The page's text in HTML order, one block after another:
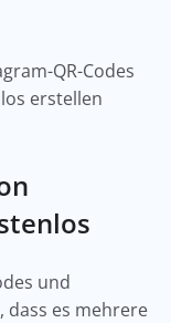
QR-Codes
erstellen
und
dass es mehrere